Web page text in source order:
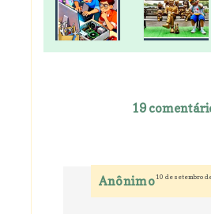
19
Anônimo 10 de setembro